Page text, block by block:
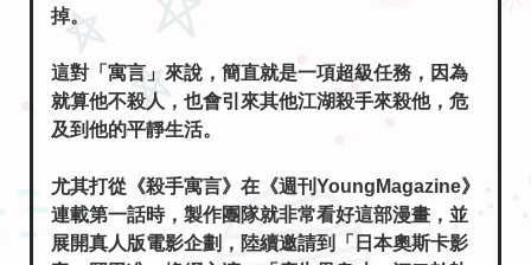
掉。
這對「寓言」來說，簡直就是一項超級任務，因為
就算他不殺人，也會引來其他江湖殺手來殺他，危
及到他的平靜生活。
尤其打從《殺手寓言》在《週刊YoungMagazine》
連載第一話時，製作團隊就非常看好這部漫畫，並
展開真人版電影企劃，陸續邀請到「日本奧斯卡影